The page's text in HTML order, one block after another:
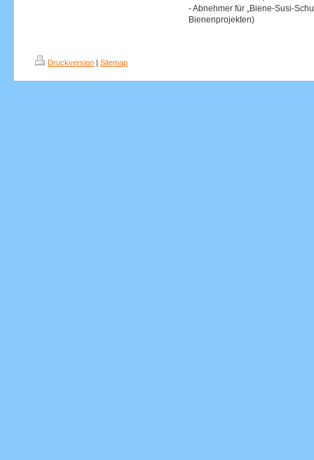
- Abnehmer für „Biene-Susi-
Bienenprojekten)
Druckversion | Sitemap